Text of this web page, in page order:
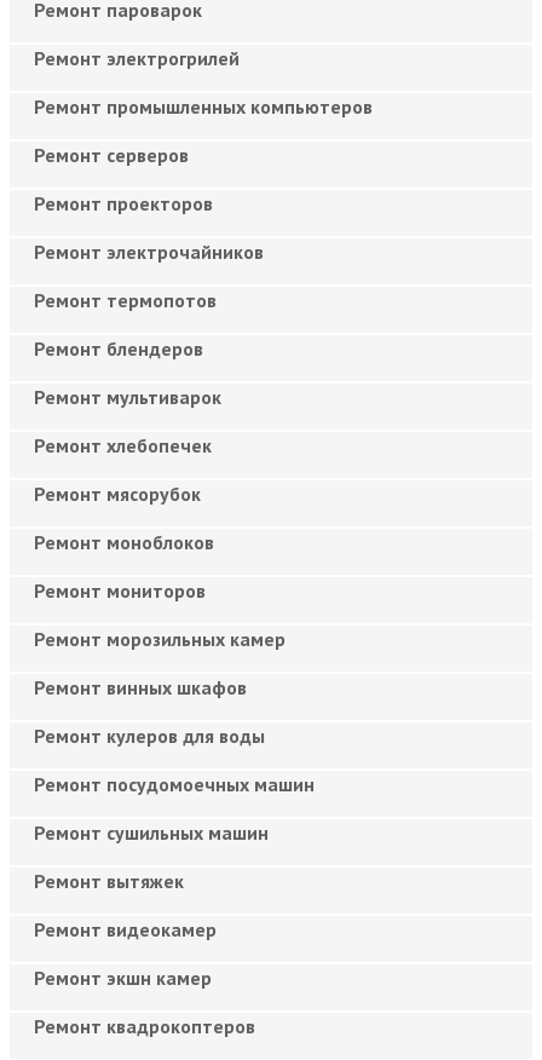
Ремонт пароварок
Ремонт электрогрилей
Ремонт промышленных компьютеров
Ремонт серверов
Ремонт проекторов
Ремонт электрочайников
Ремонт термопотов
Ремонт блендеров
Ремонт мультиварок
Ремонт хлебопечек
Ремонт мясорубок
Ремонт моноблоков
Ремонт мониторов
Ремонт морозильных камер
Ремонт винных шкафов
Ремонт кулеров для воды
Ремонт посудомоечных машин
Ремонт сушильных машин
Ремонт вытяжек
Ремонт видеокамер
Ремонт экшн камер
Ремонт квадрокоптеров